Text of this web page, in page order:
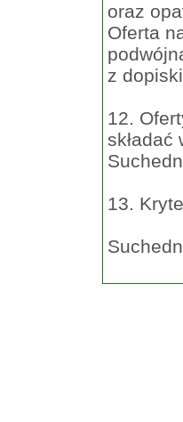
oraz
Oferta
z
12.
składać
13.